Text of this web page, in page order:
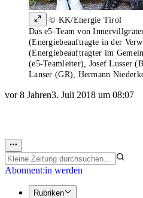
© KK/Energie Tirol
Das e5-Team von
(Energiebeauftragte in der
(Energiebeauftragter im
(e5-Teamleiter), Josef Lusser
Lanser (GR), Hermann
vor 8 Jahren3. Juli 2018 um 08:07
Abonnent:in werden
Rubriken